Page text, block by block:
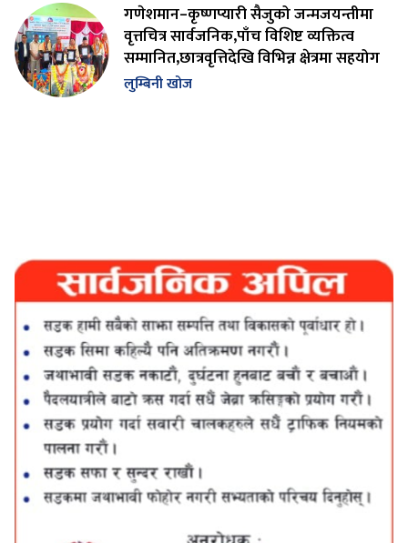
गणेशमान–कृष्णप्यारी सैजुको जन्मजयन्तीमा
वृत्तचित्र सार्वजनिक,पाँच विशिष्ट व्यक्तित्व
सम्मानित,छात्रवृत्तिदेखि विभिन्न क्षेत्रमा सहयोग
लुम्बिनी खोज